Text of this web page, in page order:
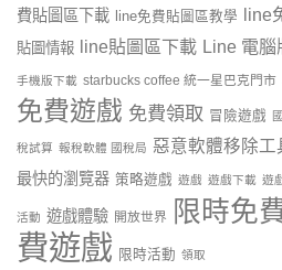
費貼圖區下載
line免費貼圖區教學 line
貼圖情報 line貼圖區下載 Line 電腦
手機版下載 starbucks coffee 統一星巴克門市
免費遊戲 免費領取 冒險遊戲
稅試算 報稅軟體 國稅局 惡意軟體移除工
最快的瀏覽器 策略遊戲 遊戲 遊戲下載 遊
活動 遊戲體驗 開放世界 限時免
費遊戲 限時活動 領取